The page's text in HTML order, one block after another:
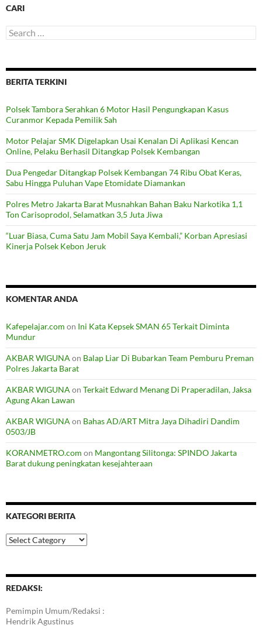
CARI
Search
for:
BERITA TERKINI
Polsek Tambora Serahkan 6 Motor Hasil Pengungkapan Kasus
Curanmor Kepada Pemilik Sah
Motor Pelajar SMK Digelapkan Usai Kenalan Di Aplikasi Kencan
Online, Pelaku Berhasil Ditangkap Polsek Kembangan
Dua Pengedar Ditangkap Polsek Kembangan 74 Ribu Obat Keras,
Sabu Hingga Puluhan Vape Etomidate Diamankan
Polres Metro Jakarta Barat Musnahkan Bahan Baku Narkotika 1,1
Ton Carisoprodol, Selamatkan 3,5 Juta Jiwa
“Luar Biasa, Cuma Satu Jam Mobil Saya Kembali,” Korban Apresiasi
Kinerja Polsek Kebon Jeruk
KOMENTAR ANDA
Kafepelajar.com on Ini Kata Kepsek SMAN 65 Terkait Diminta
Mundur
AKBAR WIGUNA on Balap Liar Di Bubarkan Team Pemburu Preman
Polres Jakarta Barat
AKBAR WIGUNA on Terkait Edward Menang Di Praperadilan, Jaksa
Agung Akan Lawan
AKBAR WIGUNA on Bahas AD/ART Mitra Jaya Dihadiri Dandim
0503/JB
KORANMETRO.com on Mangontang Silitonga: SPINDO Jakarta
Barat dukung peningkatan kesejahteraan
KATEGORI BERITA
Kategori
Berita
REDAKSI:
Pemimpin Umum/Redaksi :
Hendrik Agustinus